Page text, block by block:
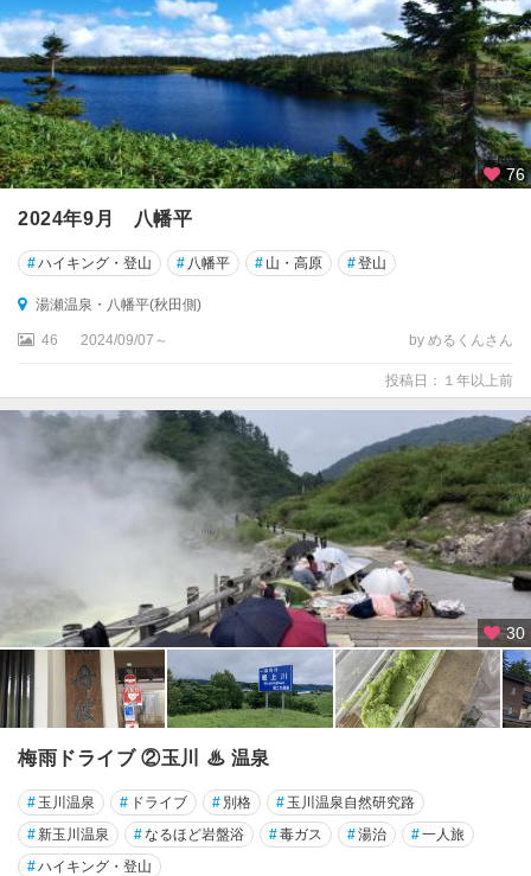
76
2024年9月 八幡平
#ハイキング・登山 # 八幡平 # 山・高原 #登山
湯瀬温泉・八幡平(秋田側)
46 2024/09/07～ by めるくんさん
投稿日：１年以上前
30
梅雨ドライブ ②玉川 ♨︎ 温泉
# 玉川温泉 # ドライブ # 別格 # 玉川温泉自然研究路
#新玉川温泉 #なるほど岩盤浴 #毒ガス #湯治 #一人旅
#ハイキング・登山